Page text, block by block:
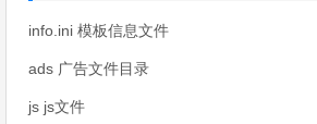
info.ini 模板信息文件
ads 广告文件目录
js js文件